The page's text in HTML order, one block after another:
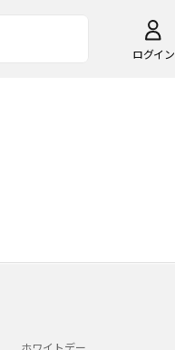
ログイン
ホワイトデー